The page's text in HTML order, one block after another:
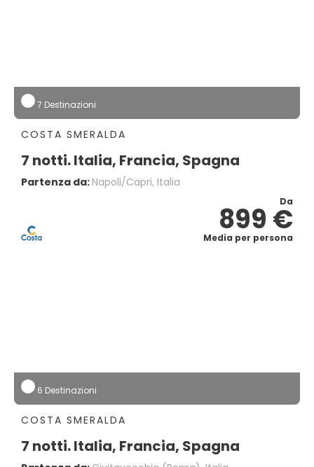
7 Destinazioni
COSTA SMERALDA
7 notti. Italia, Francia, Spagna
Partenza da: Napoli/capri, Italia
Da
899 €
Media per persona
6 Destinazioni
COSTA SMERALDA
7 notti. Italia, Francia, Spagna